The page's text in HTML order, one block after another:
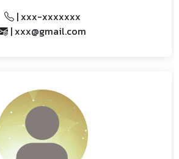
| xxx-xxxxxxx
| xxx@gmail.com